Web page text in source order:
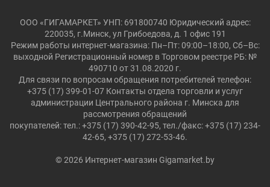
ООО «ГИГАМАРКЕТ» УНП: 691800740 Юридический адрес:
220035, г.Минск, ул Грибоедова, д. 1 офис 191
Режим работы интернет-магазина: Пн–Пт: 09:00–18:00, Сб–Вс:
выходной Регистрационный номер в Торговом реестре РБ: №
490710 от 31.08.2020 г.
Для связи по вопросам обращения потребителей телефон:
+375 (17) 399-01-07 Контакты отдела торговли и услуг
администрации Центрального района г. Минска для
рассмотрения обращений
покупателей: тел.: +375 (17) 390-42-95, тел./факс: +375 (17) 234-
42-65, +375 (17) 272-53-46.
© 2026 Интернет-магазин Gigamarket.by